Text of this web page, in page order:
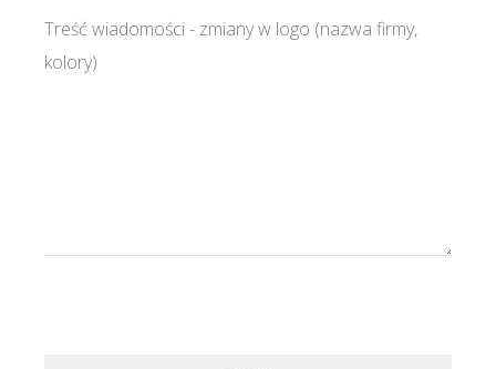
Treść wiadomości - zmiany w logo (nazwa firmy,
kolory)